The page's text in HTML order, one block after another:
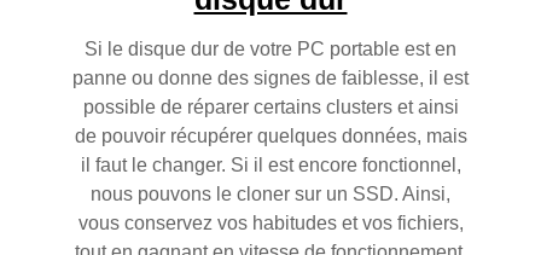
Si le disque dur de votre PC portable est en
panne ou donne des signes de faiblesse, il est
possible de réparer certains clusters et ainsi
de pouvoir récupérer quelques données, mais
il faut le changer. Si il est encore fonctionnel,
nous pouvons le cloner sur un SSD. Ainsi,
vous conservez vos habitudes et vos fichiers,